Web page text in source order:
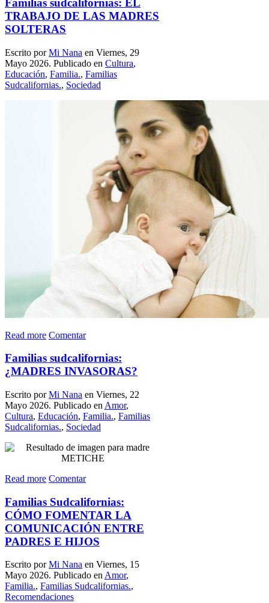
Familias sudcalifornias: EL
TRABAJO DE LAS MADRES
SOLTERAS
Escrito porMi Nana en Viernes, 29
Mayo 2026. Publicado en Cultura,
Educación, Familia., Familias
Sudcalifornias., Sociedad
Read more Comentar
Familias sudcalifornias:
¿MADRES INVASORAS?
Escrito porMi Nana en Viernes, 22
Mayo 2026. Publicado en Amor,
Cultura, Educación, Familia., Familias
Sudcalifornias., Sociedad
Read more Comentar
Familias Sudcalifornias:
CÓMO FOMENTAR LA
COMUNICACIÓN ENTRE
PADRES E HIJOS
Escrito porMi Nana en Viernes, 15
Mayo 2026. Publicado en Amor,
Familia., Familias Sudcalifornias.,
Recomendaciones